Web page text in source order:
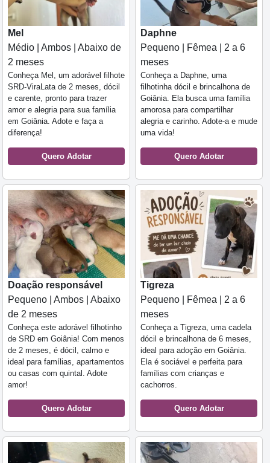
Mel
Médio | Ambos | Abaixo de
2 meses
Conheça Mel, um adorável filhote
SRD-ViraLata de 2 meses, dócil
e carente, pronto para trazer
amor e alegria para sua família
em Goiânia. Adote e faça a
diferença!
Quero Adotar
Daphne
Pequeno | Fêmea | 2 a 6
meses
Conheça a Daphne, uma
filhotinha dócil e brincalhona de
Goiânia. Ela busca uma família
amorosa para compartilhar
alegria e carinho. Adote-a e mude
uma vida!
Quero Adotar
Doação responsável
Pequeno | Ambos | Abaixo
de 2 meses
Conheça este adorável filhotinho
de SRD em Goiânia! Com menos
de 2 meses, é dócil, calmo e
ideal para famílias, apartamentos
ou casas com quintal. Adote
amor!
Quero Adotar
Tigreza
Pequeno | Fêmea | 2 a 6
meses
Conheça a Tigreza, uma cadela
dócil e brincalhona de 6 meses,
ideal para adoção em Goiânia.
Ela é sociável e perfeita para
famílias com crianças e
cachorros.
Quero Adotar